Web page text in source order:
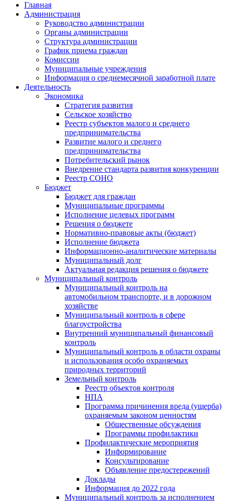
Главная
Администрация
Руководство администрации
Органы администрации
Структура администрации
График приема граждан
Комиссии
Муниципальные учреждения
Информация о среднемесячной заработной плате
Деятельность
Экономика
Стратегия развития
Сельское хозяйство
Реестр субъектов малого и среднего
предпринимательства
Развитие малого и среднего
предпринимательства
Потребительский рынок
Внедрение стандарта развития конкуренции
Реестр СОНО
Бюджет
Бюджет для граждан
Муниципальные программы
Исполнение целевых программ
Решения о бюджете
Нормативно-правовые акты (бюджет)
Исполнение бюджета
Информационно-аналитические материалы
Муниципальный долг
Актуальная редакция решения о бюджете
Муниципальный контроль
Муниципальный контроль на
автомобильном транспорте, и в дорожном
хозяйстве
Муниципальный контроль в сфере
благоустройства
Внутренний муниципальный финансовый
контроль
Муниципальный контроль в области охраны
и использования особо охраняемых
природных территорий
Земельный контроль
Реестр объектов контроля
НПА
Программа причинения вреда (ущерба)
охраняемым законом ценностям
Общественные обсуждения
Программы профилактики
Профилактические мероприятия
Информирование
Консультирование
Объявление предостережений
Доклады
Информация до 2022 года
Муниципальный контроль за исполнением